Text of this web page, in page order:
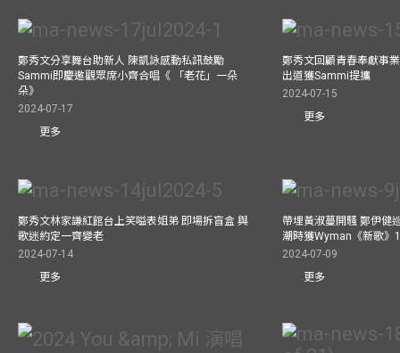
鄭秀文分享舞台助新人 陳凱詠感動私訊鼓勵
Sammi即慶邀觀眾席小齊合唱《 「老花」一朵
朵》
2024-07-17
更多
鄭秀文回顧青春奉獻事
出道獲Sammi提攜
2024-07-15
更多
鄭秀文林家謙紅館台上笑嗌表姐弟 即場拆盲盒 與
歌迷約定一齊變老
2024-07-14
更多
帶埋黃淑蔓開騷 鄭伊健
潮時獲Wyman《新歌》
2024-07-09
更多